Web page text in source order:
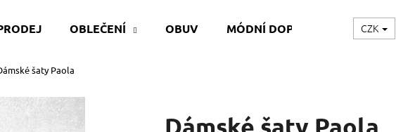
OBLEČENÍ OBUV MÓDNÍ DOPLŇKY MÓDA
CZK
šaty Paola
Dámské šaty Paola
Co potřebujete najít?